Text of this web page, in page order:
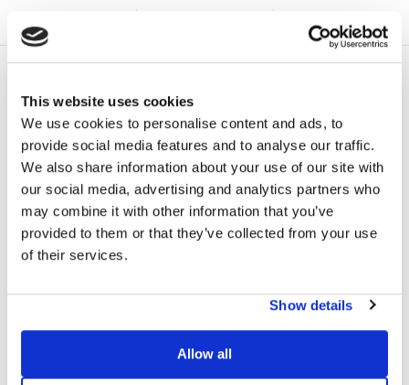
This website uses cookies
We use cookies to personalise content and ads, to
provide social media features and to analyse our traffic.
We also share information about your use of our site with
our social media, advertising and analytics partners who
may combine it with other information that you’ve
provided to them or that they’ve collected from your use
of their services.
Show details
Allow all
FICHE TECHNIQUE
BALLAST 15°
vibrant et renforcé et permet une inclinaison de 15 °. Le
matériau avec lequel est réalisé le ballast a une classe
d’exposition XC4 ainsi qu’une classe de résistance de C32/40.
Il remplit soit la fonction de support que de ballast aux
panneaux photovoltaïques et ne doit pas être fixé sur la
couverture mais seulement appuyée. Lors de l’installation, une
gaine de protection en caoutchouc est posée entre le support